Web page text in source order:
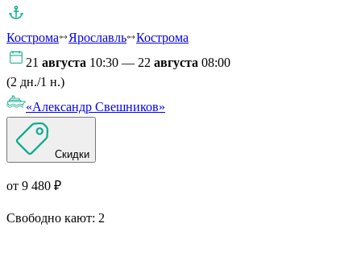
Кострома Ярославль
Кострома
21 августа 10:30 — 22 августа 08:00
(2 дн./1 н.)
«Александр Свешников»
Скидки
от 9 480 ₽
Свободно кают: 2